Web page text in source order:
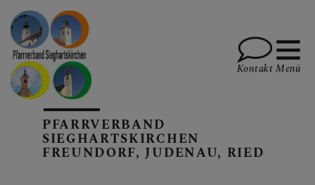
PFARREN UND TEAM
PFARRVERBAND
SIEGHARTSKIRCHEN
FREUNDORF, JUDENAU, RIED
Kontakt Menü